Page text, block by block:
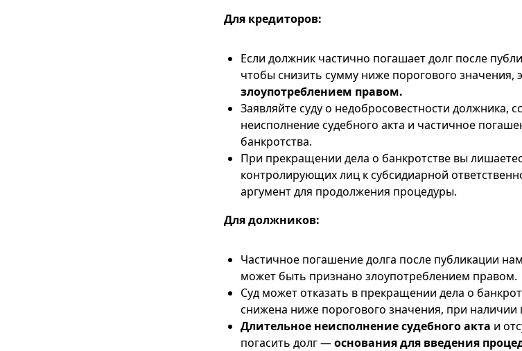
Для кредиторов:
Если должник частично погашает долг после
чтобы снизить сумму ниже порогового значения,
злоупотреблением правом.
Заявляйте суду о недобросовестности должника,
неисполнение судебного акта и частичное
банкротства.
При прекращении дела о банкротстве вы
контролирующих лиц к субсидиарной
аргумент для продолжения процедуры.
Для должников:
Частичное погашение долга после публикации
может быть признано злоупотреблением правом.
Суд может отказать в прекращении дела о
снижена ниже порогового значения, при наличии
Длительное неисполнение судебного акта и
погасить долг —основания для введения